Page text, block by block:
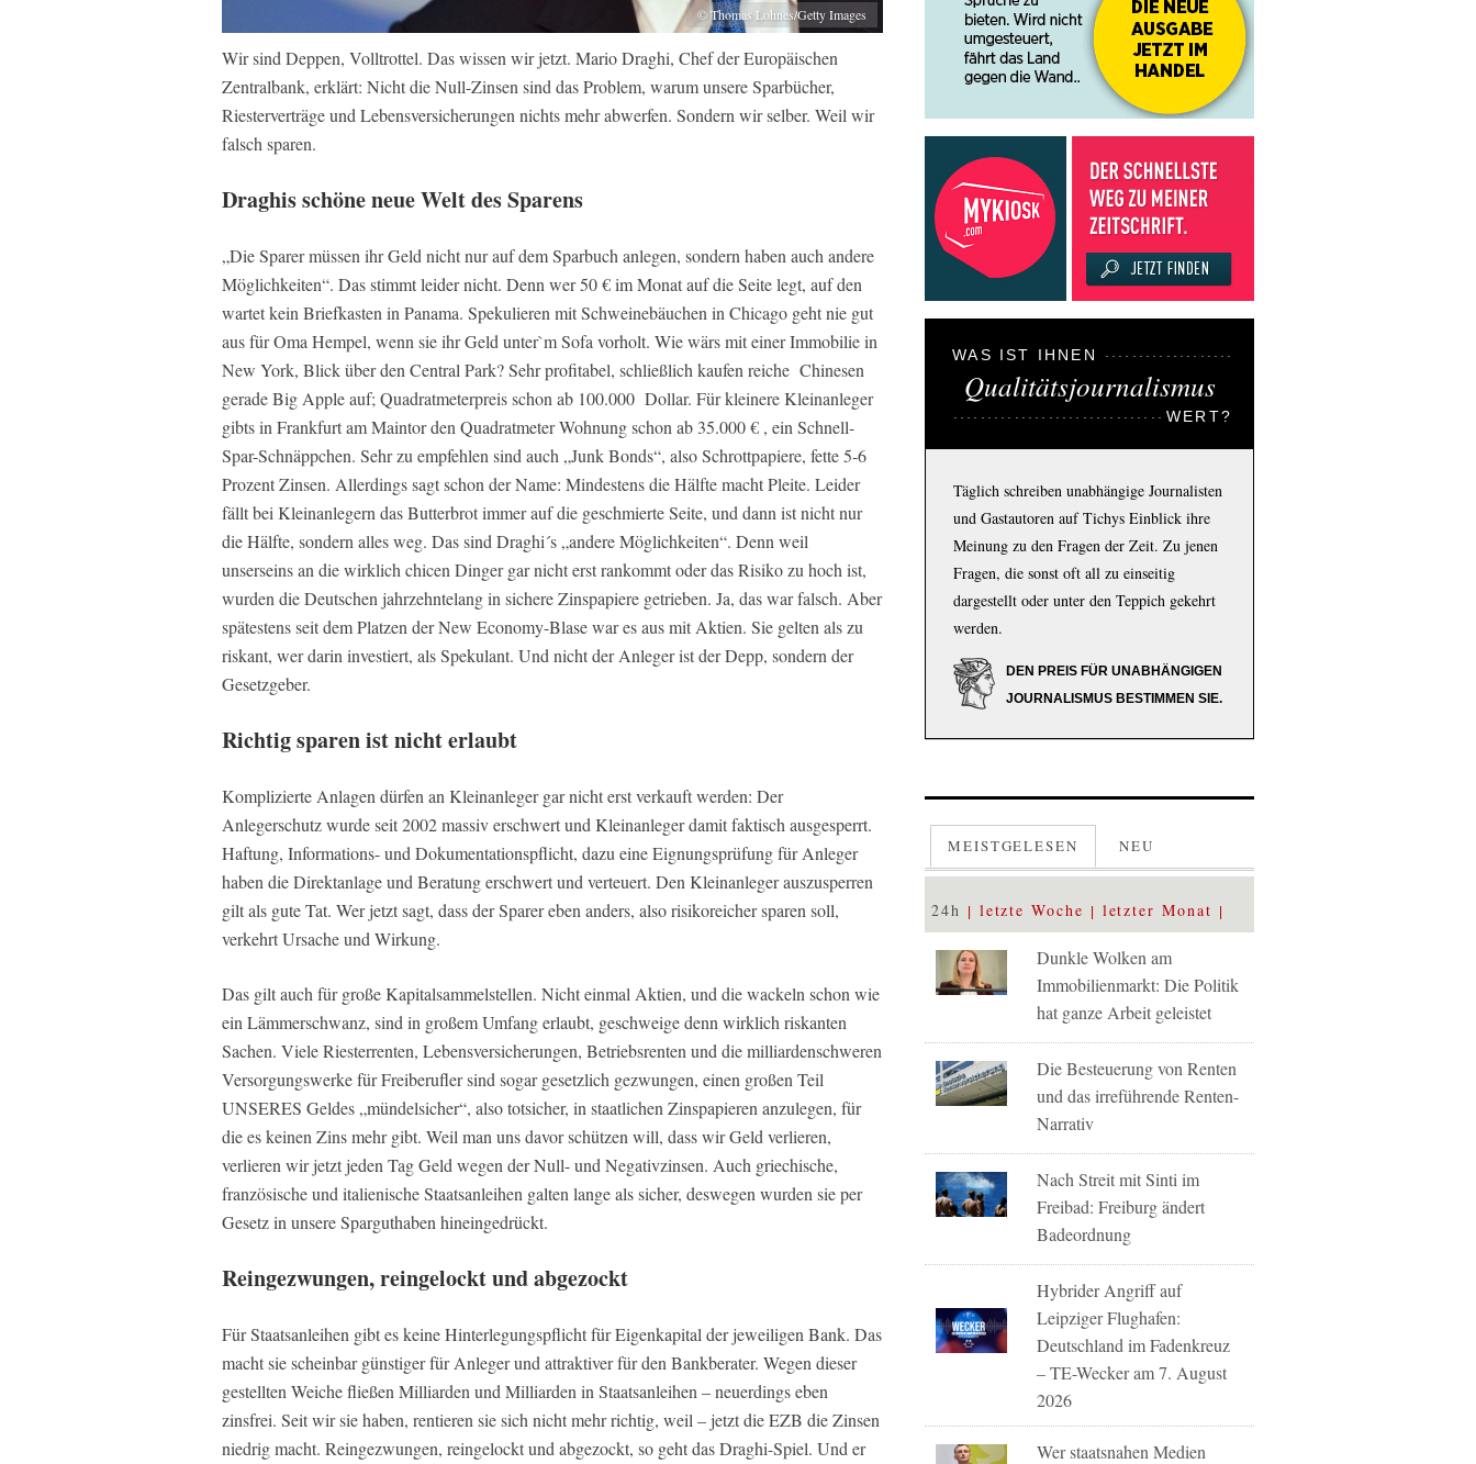
© Thomas Lohnes/Getty Images
Wir sind Deppen, Volltrottel. Das wissen wir jetzt. Mario Draghi, Chef der Europäischen
Zentralbank, erklärt: Nicht die Null-Zinsen sind das Problem, warum unsere Sparbücher,
Riesterverträge und Lebensversicherungen nichts mehr abwerfen. Sondern wir selber. Weil wir
falsch sparen.
Draghis schöne neue Welt des Sparens
„Die Sparer müssen ihr Geld nicht nur auf dem Sparbuch anlegen, sondern haben auch andere
Möglichkeiten“. Das stimmt leider nicht. Denn wer 50 € im Monat auf die Seite legt, auf den
wartet kein Briefkasten in Panama. Spekulieren mit Schweinebäuchen in Chicago geht nie gut
aus für Oma Hempel, wenn sie ihr Geld unter`m Sofa vorholt. Wie wärs mit einer Immobilie in
New York, Blick über den Central Park? Sehr profitabel, schließlich kaufen reiche Chinesen
gerade Big Apple auf; Quadratmeterpreis schon ab 100.000 Dollar. Für kleinere Kleinanleger
gibts in Frankfurt am Maintor den Quadratmeter Wohnung schon ab 35.000 € , ein Schnell-
Spar-Schnäppchen. Sehr zu empfehlen sind auch „Junk Bonds“, also Schrottpapiere, fette 5-6
Prozent Zinsen. Allerdings sagt schon der Name: Mindestens die Hälfte macht Pleite. Leider
fällt bei Kleinanlegern das Butterbrot immer auf die geschmierte Seite, und dann ist nicht nur
die Hälfte, sondern alles weg. Das sind Draghi´s „andere Möglichkeiten“. Denn weil
unserseins an die wirklich chicen Dinger gar nicht erst rankommt oder das Risiko zu hoch ist,
wurden die Deutschen jahrzehntelang in sichere Zinspapiere getrieben. Ja, das war falsch. Aber
spätestens seit dem Platzen der New Economy-Blase war es aus mit Aktien. Sie gelten als zu
riskant, wer darin investiert, als Spekulant. Und nicht der Anleger ist der Depp, sondern der
Gesetzgeber.
Richtig sparen ist nicht erlaubt
Komplizierte Anlagen dürfen an Kleinanleger gar nicht erst verkauft werden: Der
Anlegerschutz wurde seit 2002 massiv erschwert und Kleinanleger damit faktisch ausgesperrt.
Haftung, Informations- und Dokumentationspflicht, dazu eine Eignungsprüfung für Anleger
haben die Direktanlage und Beratung erschwert und verteuert. Den Kleinanleger auszusperren
gilt als gute Tat. Wer jetzt sagt, dass der Sparer eben anders, also risikoreicher sparen soll,
verkehrt Ursache und Wirkung.
Das gilt auch für große Kapitalsammelstellen. Nicht einmal Aktien, und die wackeln schon wie
ein Lämmerschwanz, sind in großem Umfang erlaubt, geschweige denn wirklich riskanten
Sachen. Viele Riesterrenten, Lebensversicherungen, Betriebsrenten und die milliardenschweren
Versorgungswerke für Freiberufler sind sogar gesetzlich gezwungen, einen großen Teil
UNSERES Geldes „mündelsicher“, also totsicher, in staatlichen Zinspapieren anzulegen, für
die es keinen Zins mehr gibt. Weil man uns davor schützen will, dass wir Geld verlieren,
verlieren wir jetzt jeden Tag Geld wegen der Null- und Negativzinsen. Auch griechische,
französische und italienische Staatsanleihen galten lange als sicher, deswegen wurden sie per
Gesetz in unsere Sparguthaben hineingedrückt.
Reingezwungen, reingelockt und abgezockt
Für Staatsanleihen gibt es keine Hinterlegungspflicht für Eigenkapital der jeweiligen Bank. Das
macht sie scheinbar günstiger für Anleger und attraktiver für den Bankberater. Wegen dieser
gestellten Weiche fließen Milliarden und Milliarden in Staatsanleihen – neuerdings eben
zinsfrei. Seit wir sie haben, rentieren sie sich nicht mehr richtig, weil – jetzt die EZB die Zinsen
niedrig macht. Reingezwungen, reingelockt und abgezockt, so geht das Draghi-Spiel. Und er
WAS IST IHNEN
Qualitätsjournalismus
WERT?
Täglich schreiben unabhängige Journalisten
und Gastautoren auf Tichys Einblick ihre
Meinung zu den Fragen der Zeit. Zu jenen
Fragen, die sonst oft all zu einseitig
dargestellt oder unter den Teppich gekehrt
werden.
DEN PREIS FÜR UNABHÄNGIGEN
JOURNALISMUS BESTIMMEN SIE.
MEISTGELESEN NEU
24h letzte Woche letzter Monat
Dunkle Wolken am
Immobilienmarkt: Die Politik
hat ganze Arbeit geleistet
Die Besteuerung von Renten
und das irreführende Renten-
Narrativ
Nach Streit mit Sinti im
Freibad: Freiburg ändert
Badeordnung
Hybrider Angriff auf
Leipziger Flughafen:
Deutschland im Fadenkreuz
– TE-Wecker am 7. August
2026
Wer staatsnahen Medien